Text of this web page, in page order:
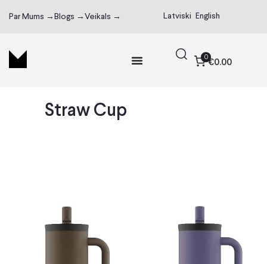
Par Mums → Blogs → Veikals → Latviski English
0
€0.00
Straw Cup